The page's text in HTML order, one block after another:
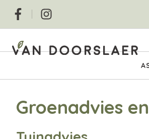
Overslaan
naar
inhoud
Social
Hoofdnavigatie
Groenadvies